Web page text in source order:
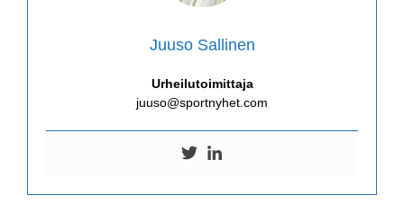
Juuso Sallinen
Urheilutoimittaja
juuso@sportnyhet.com